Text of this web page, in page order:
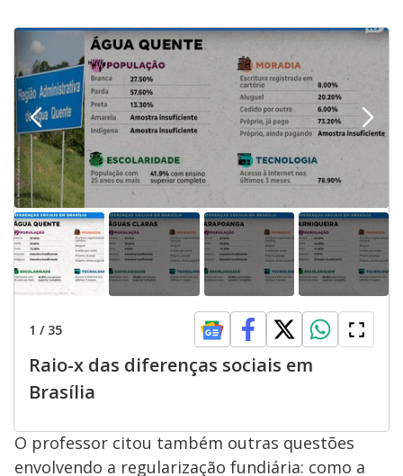
1 / 35
Raio-x das diferenças sociais em
Brasília
O professor citou também outras questões
envolvendo a regularização fundiária: como a